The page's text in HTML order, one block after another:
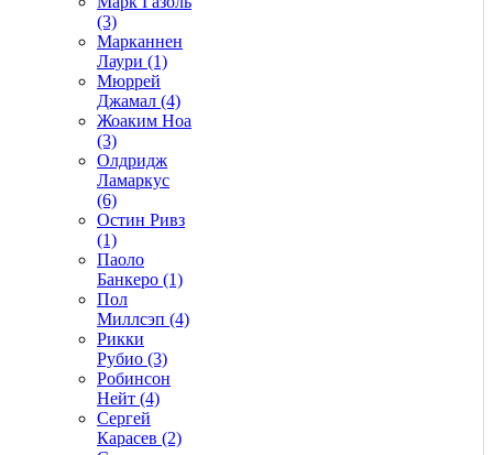
(3)
Марканнен
Лаури (1)
Мюррей
Джамал (4)
Жоаким Ноа
(3)
Олдридж
Ламаркус
(6)
Остин Ривз
(1)
Паоло
Банкеро (1)
Пол
Миллсэп (4)
Рикки
Рубио (3)
Робинсон
Нейт (4)
Сергей
Карасев (2)